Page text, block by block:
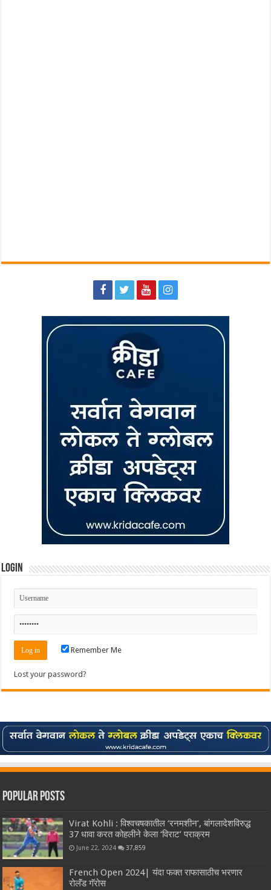
Login
Remember Me
Lost your password?
Popular Posts
Virat Kohli : विश्वचषकातील ‘रनमशीन’, बांगलादेशविरुद्ध
37 धावा करत कोहलीने केला ‘विराट’ पराक्रम
June 22, 2024 37,859
French Open 2024| यंदा फक्त राफासाठीच भरणार
रोलॅंड गॅरोस